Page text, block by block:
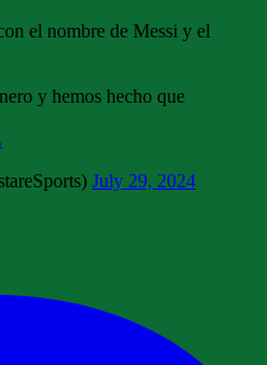
el nombre de Messi y el
y hemos hecho que
July 29, 2024